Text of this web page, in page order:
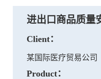
进出口商品质量
Client：
某国际医疗贸易公司
Product：